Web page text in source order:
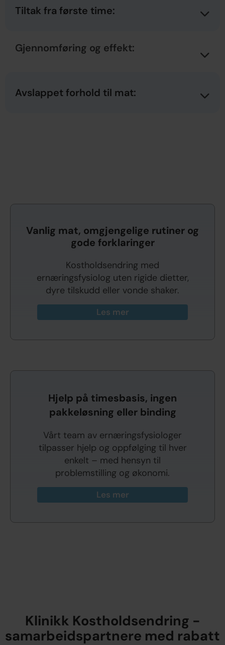
Tiltak fra første time:
Gjennomføring og effekt:
Avslappet forhold til mat:
Vanlig mat, omgjengelige rutiner og
gode forklaringer
Kostholdsendring med
ernæringsfysiolog uten rigide dietter,
dyre tilskudd eller vonde shaker.
Les mer
Hjelp på timesbasis, ingen
pakkeløsning eller binding
Vårt team av ernæringsfysiologer
tilpasser hjelp og oppfølging til hver
enkelt – med hensyn til
problemstilling og økonomi.
Les mer
Klinikk Kostholdsendring -
samarbeidspartnere med rabatt